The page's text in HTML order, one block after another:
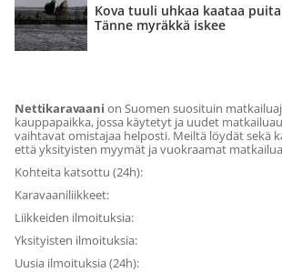
Kova tuuli uhkaa kaataa
Tänne myräkkä iskee
Nettikaravaani on Suomen suosituin
kauppapaikka, jossa käytetyt ja uudet
vaihtavat omistajaa helposti. Meiltä löydät sekä
että yksityisten myymät ja vuokraamat
Kohteita katsottu (24h):
Karavaaniliikkeet:
Liikkeiden ilmoituksia:
Yksityisten ilmoituksia:
Uusia ilmoituksia (24h):